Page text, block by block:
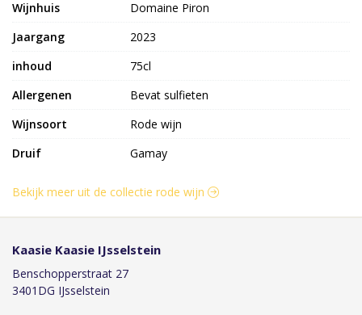
Wijnhuis
Domaine Piron
Jaargang
2023
inhoud
75cl
Allergenen
Bevat sulfieten
Wijnsoort
Rode wijn
Druif
Gamay
Bekijk meer uit de collectie rode wijn
Kaasie Kaasie IJsselstein
Benschopperstraat 27
3401DG IJsselstein